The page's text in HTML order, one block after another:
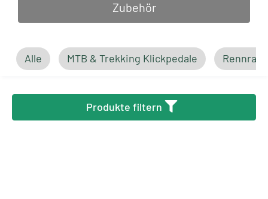
Zubehör
Alle MTB & Trekking Klickpedale Rennrad
Produkte filtern